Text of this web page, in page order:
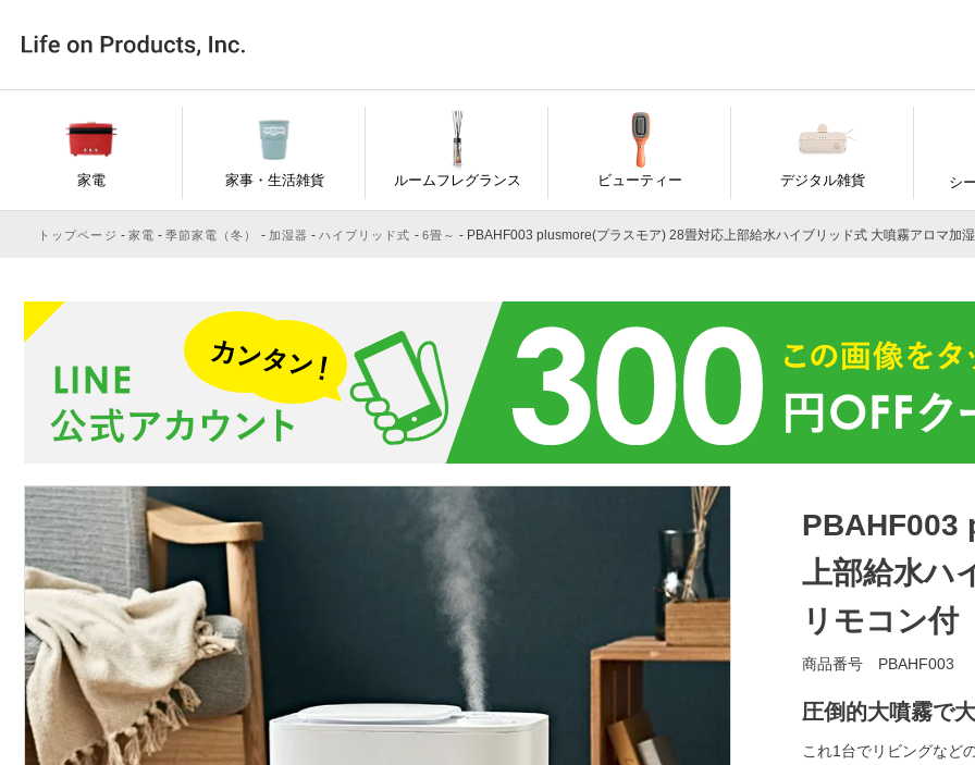
家電 家事・生活雑貨 ルームフレグランス ビューティー デジタル雑貨
シ
トップページ 家電 季節家電（冬） 加湿器 ハイブリッド式 6畳～ PBAHF003 plusmore(プラスモア) 28畳対応上部給水ハイブリッド式 大噴霧アロマ加
PBAHF003
上部給水ハ
リモコン付
商品番号 PBAHF003
圧倒的大噴霧で
これ1台でリビングなど